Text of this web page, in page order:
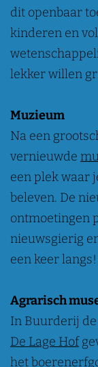
dit openbaar
kinderen en
lekker willen
Muzieum
Na een
vernieuwde
een plek waar
beleven. De
ontmoetingen
nieuwsgierig
een keer langs!
Agrarisch
In Buurderij
De Lage Hof
het